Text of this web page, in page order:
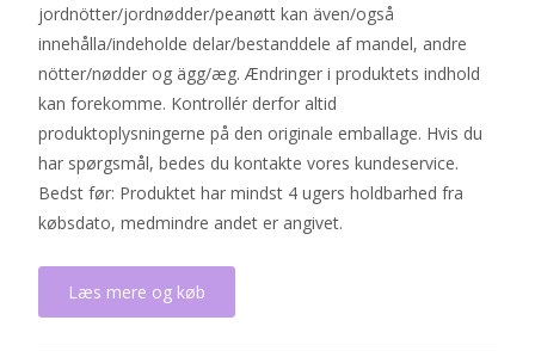
jordnötter/jordnødder/peanøtt kan även/også
innehålla/indeholde delar/bestanddele af mandel, andre
nötter/nødder og ägg/æg. Ændringer i produktets indhold
kan forekomme. Kontrollér derfor altid
produktoplysningerne på den originale emballage. Hvis du
har spørgsmål, bedes du kontakte vores kundeservice.
Bedst før: Produktet har mindst 4 ugers holdbarhed fra
købsdato, medmindre andet er angivet.
Læs mere og køb